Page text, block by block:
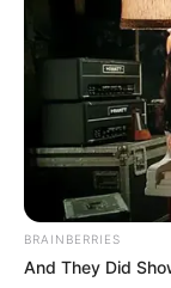
Biodata & Profil
Nama Lengkap:
Nama Panggung:
Nama
BRAINBERRIES
And They Did